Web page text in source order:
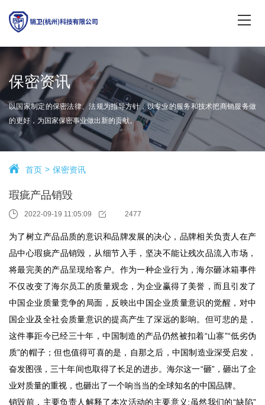
保密资讯
以国家制定的保密法律、法规为指导方针，以专业的服务和技术把商销服务做
的更好，为国家保密事业做出新的贡献。
首页 保密资讯
瑕疵产品销毁
2022-09-19 11:05:09 2477
为了树立产品品质的意识和品牌发展的决心，品牌相关负责人在产
品中心瑕疵产品销毁，从细节入手，坚决不能让残次品流入市场，
将最完美的产品呈现给客户。作为一种企业行为，海尔砸冰箱事件
不仅改变了海尔员工的质量观念，为企业赢得了美誉，而且引发了
中国企业质量竞争的局面，反映出中国企业质量意识的觉醒，对中
国企业及全社会质量意识的提高产生了深远的影响。但可悲的是，
这件事距今已经三十年，中国制造的产品仍然被扣着“山寨”“低劣伪
质”的帽子；但也值得可喜的是，自那之后，中国制造业深受启发，
奋发图强，三十年间也取得了长足的进步。海尔这一“砸”，砸出了企
业对质量的重视，也砸出了一个响当当的全球知名的中国品牌。
销毁前，主要负责人解释了本次活动的主要意义:虽然我们的“缺陷”